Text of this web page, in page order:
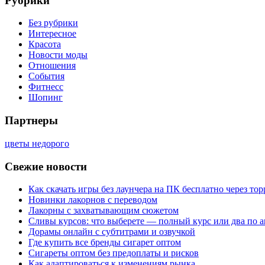
Без рубрики
Интересное
Красота
Новости моды
Отношения
События
Фитнесс
Шопинг
Партнеры
цветы недорого
Свежие новости
Как скачать игры без лаунчера на ПК бесплатно через
Новинки лакорнов с переводом
Лакорны с захватывающим сюжетом
Сливы курсов: что выберете — полный курс или два по
Дорамы онлайн с субтитрами и озвучкой
Где купить все бренды сигарет оптом
Сигареты оптом без предоплаты и рисков